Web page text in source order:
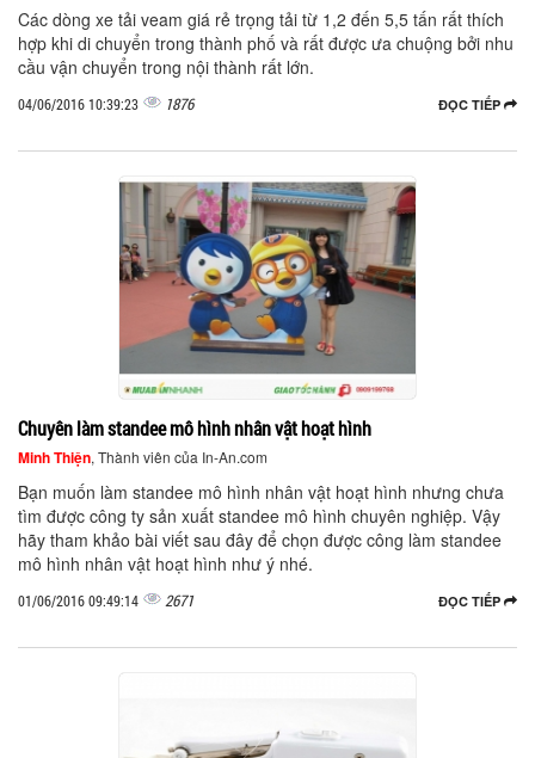
Các dòng xe tải veam giá rẻ trọng tải từ 1,2 đến 5,5 tấn rất thích
hợp khi di chuyển trong thành phố và rất được ưa chuộng bởi nhu
cầu vận chuyển trong nội thành rất lớn.
ĐỌC TIẾP
04/06/2016 10:39:23 1876
Chuyên làm standee mô hình nhân vật hoạt hình
Minh Thiện, Thành viên của In-An.com
Bạn muốn làm standee mô hình nhân vật hoạt hình nhưng chưa
tìm được công ty sản xuất standee mô hình chuyên nghiệp. Vậy
hãy tham khảo bài viết sau đây để chọn được công làm standee
mô hình nhân vật hoạt hình như ý nhé.
ĐỌC TIẾP
01/06/2016 09:49:14 2671